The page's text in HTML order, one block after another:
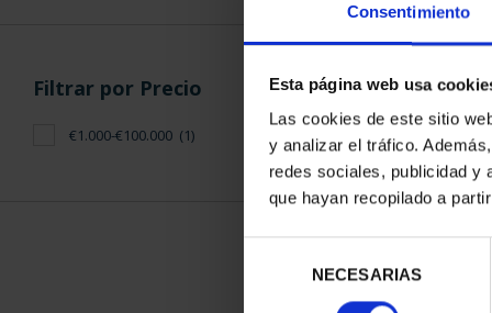
Consentimiento
Esta página web usa
Las cookies de este sitio
y analizar el tráfico.
redes sociales, publicidad y
que hayan recopilado a
consentimiento
NECESARIAS
Filtrar por Precio
€1.000-€100.000 (1)
275
(2021)